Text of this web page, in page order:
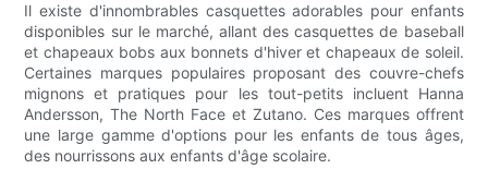
Il existe d'innombrables casquettes adorables pour enfants
disponibles sur le marché, allant des casquettes de baseball
et chapeaux bobs aux bonnets d'hiver et chapeaux de soleil.
Certaines marques populaires proposant des couvre-chefs
mignons et pratiques pour les tout-petits incluent Hanna
Andersson, The North Face et Zutano. Ces marques offrent
une large gamme d'options pour les enfants de tous âges,
des nourrissons aux enfants d'âge scolaire.